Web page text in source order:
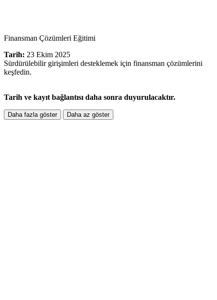
Finansman Çözümleri Eğitimi
Tarih: 23 Ekim 2025
Sürdürülebilir girişimleri desteklemek için finansman çözümlerini
keşfedin.
Tarih ve kayıt bağlantısı daha sonra duyurulacaktır.
Daha fazla göster Daha az göster